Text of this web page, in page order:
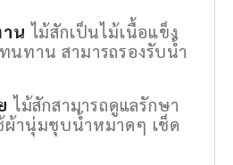
น ไม้สักเป็นไม้เนื้อแข็ง
นทาน สามารถรองรับน้ำ
ไม้สักสามารถดูแลรักษา
ผ้านุ่มชุบน้ำหมาดๆ เช็ด